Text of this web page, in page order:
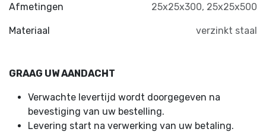
Afmetingen 25x25x300, 25x25x500
Materiaal verzinkt staal
GRAAG UW AANDACHT
Verwachte levertijd wordt doorgegeven na
bevestiging van uw bestelling.
Levering start na verwerking van uw betaling.